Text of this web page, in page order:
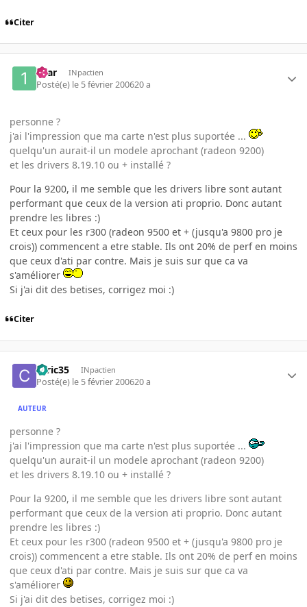
Citer
16ar INpactien
Posté(e) le 5 février 200620 a
personne ?
j'ai l'impression que ma carte n'est plus suportée ...
quelqu'un aurait-il un modele aprochant (radeon 9200)
et les drivers 8.19.10 ou + installé ?
Pour la 9200, il me semble que les drivers libre sont autant
performant que ceux de la version ati proprio. Donc autant
prendre les libres :)
Et ceux pour les r300 (radeon 9500 et + (jusqu'a 9800 pro je
crois)) commencent a etre stable. Ils ont 20% de perf en moins
que ceux d'ati par contre. Mais je suis sur que ca va
s'améliorer
Si j'ai dit des betises, corrigez moi :)
Citer
ceric35 INpactien
Posté(e) le 5 février 200620 a
AUTEUR
personne ?
j'ai l'impression que ma carte n'est plus suportée ...
quelqu'un aurait-il un modele aprochant (radeon 9200)
et les drivers 8.19.10 ou + installé ?
Pour la 9200, il me semble que les drivers libre sont autant
performant que ceux de la version ati proprio. Donc autant
prendre les libres :)
Et ceux pour les r300 (radeon 9500 et + (jusqu'a 9800 pro je
crois)) commencent a etre stable. Ils ont 20% de perf en moins
que ceux d'ati par contre. Mais je suis sur que ca va
s'améliorer
Si j'ai dit des betises, corrigez moi :)